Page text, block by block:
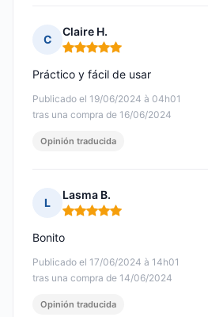
C
Claire H.
Nota: 5 de 5
Publicado el 19/06/2024 à 04h01
tras una compra de 16/06/2024
Práctico y fácil de usar
Opinión traducida
L
Lasma B.
Nota: 5 de 5
Publicado el 17/06/2024 à 14h01
tras una compra de 14/06/2024
Bonito
Opinión traducida